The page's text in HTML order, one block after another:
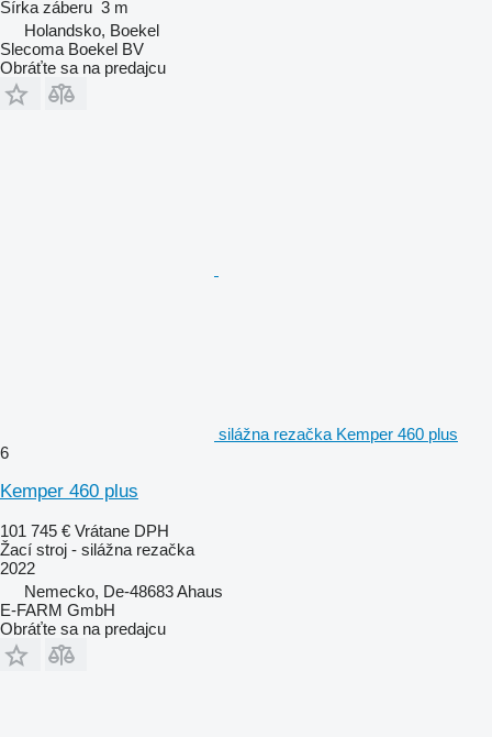
Šírka záberu 3 m
Holandsko, Boekel
Slecoma Boekel BV
Obráťte sa na predajcu
silážna rezačka Kemper 460 plus
6
Kemper 460 plus
101 745 € Vrátane DPH
Žací stroj - silážna rezačka
2022
Nemecko, De-48683 Ahaus
E-FARM GmbH
Obráťte sa na predajcu